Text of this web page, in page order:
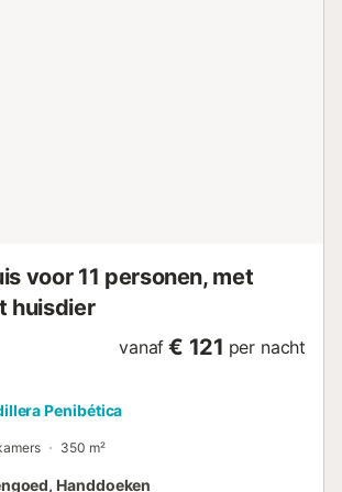
voor 11 personen, met
huisdier
vanaf € 121 per nacht
Penibética
350 m²
Handdoeken